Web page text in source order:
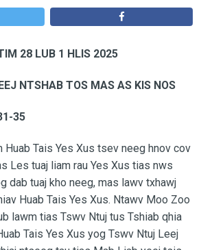
28 LUB 1 HLIS 2025
NTSHAB TOS MAS AS KIS NOS
35
Huab Tais Yes Xus tsev neeg hnov cov
Les tuaj liam rau Yes Xus tias nws
dab tuaj kho neeg, mas lawv txhawj
Huab Tais Yes Xus. Ntawv Moo Zoo
lawm tias Tswv Ntuj tus Tshiab qhia
Tais Yes Xus yog Tswv Ntuj Leej